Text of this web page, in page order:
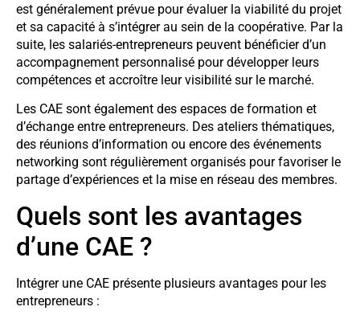
est généralement prévue pour évaluer la viabilité du projet
et sa capacité à s’intégrer au sein de la coopérative. Par la
suite, les salariés-entrepreneurs peuvent bénéficier d’un
accompagnement personnalisé pour développer leurs
compétences et accroître leur visibilité sur le marché.
Les CAE sont également des espaces de formation et
d’échange entre entrepreneurs. Des ateliers thématiques,
des réunions d’information ou encore des événements
networking sont régulièrement organisés pour favoriser le
partage d’expériences et la mise en réseau des membres.
Quels sont les avantages
d’une CAE ?
Intégrer une CAE présente plusieurs avantages pour les
entrepreneurs :